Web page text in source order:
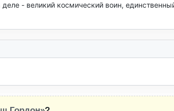
- великий космический воин,